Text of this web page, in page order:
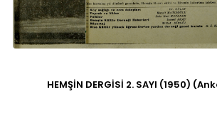
HEMŞİN DERGİSİ 2. SAYI (1950)